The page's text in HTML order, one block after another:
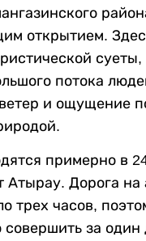
открытием.
суеты,
потока
и ощущение
примерно в
Атырау. Дорога на
трех часов,
за один